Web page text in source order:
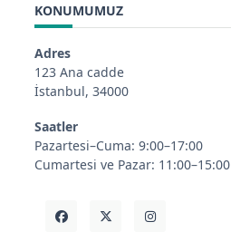
KONUMUMUZ
Adres
123 Ana cadde
İstanbul, 34000
Saatler
Pazartesi–Cuma: 9:00–17:00
Cumartesi ve Pazar: 11:00–15:00